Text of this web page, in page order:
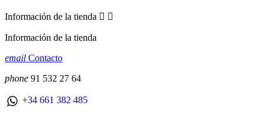
Información de la tienda  
Información de la tienda
email Contacto
phone 91 532 27 64
+34 661 382 485